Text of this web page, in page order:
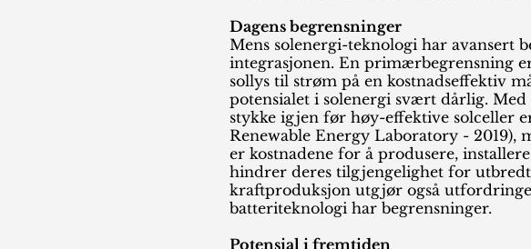
Dagens begrensninger
Mens solenergi-teknologi har
integrasjonen. En primærbegrensning
sollys til strøm på en kostnadseffektiv
potensialet i solenergi svært dårlig. Med
stykke igjen før høy-effektive solceller
Renewable Energy Laboratory -
er kostnadene for å produsere,
hindrer deres tilgjengelighet for
kraftproduksjon utgjør også
batteriteknologi har begrensninger.
Potensial i fremtiden